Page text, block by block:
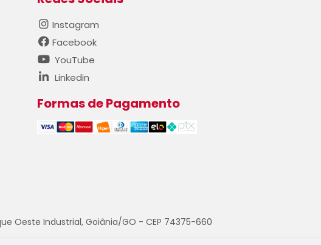
Instagram
Facebook
YouTube
Linkedin
Formas de Pagamento
Oeste Industrial, Goiânia/GO - CEP 74375-660